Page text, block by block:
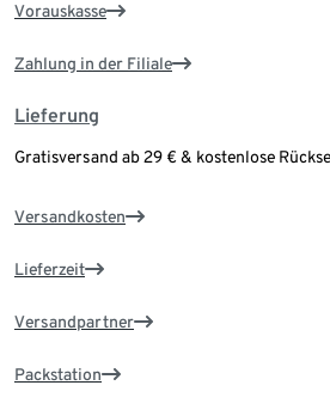
Vorauskasse
Zahlung in der Filiale
Lieferung
Gratisversand ab 29 € & kostenlose
Versandkosten
Lieferzeit
Versandpartner
Packstation